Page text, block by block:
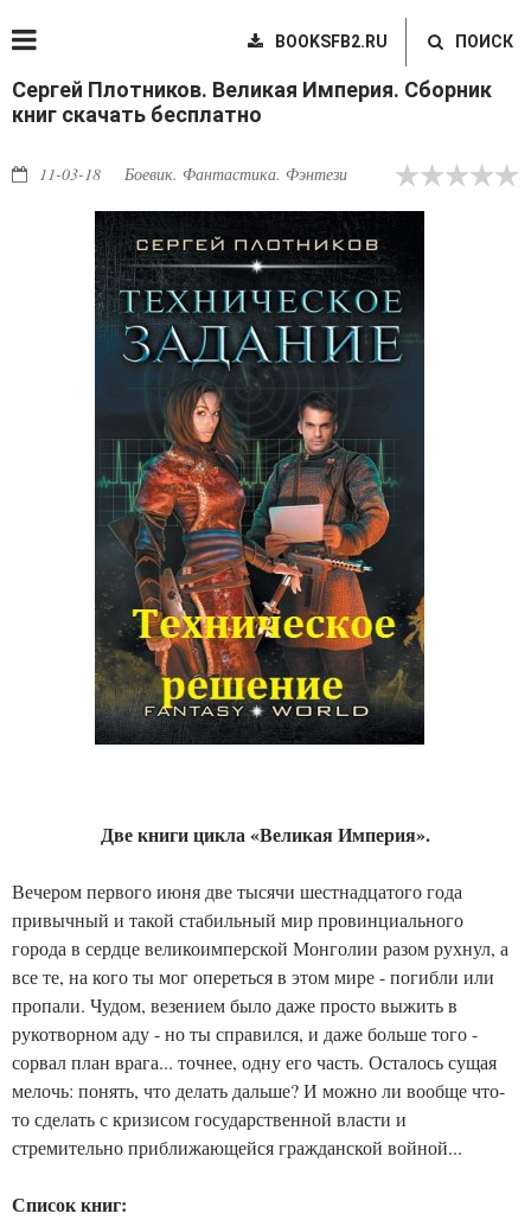
BOOKSFB2.RU ПОИСК
Сергей Плотников. Великая Империя. Сборник
книг скачать бесплатно
11-03-18 Боевик. Фантастика. Фэнтези
Две книги цикла «Великая Империя».
Вечером первого июня две тысячи шестнадцатого года
привычный и такой стабильный мир провинциального
города в сердце великоимперской Монголии разом рухнул, а
все те, на кого ты мог опереться в этом мире - погибли или
пропали. Чудом, везением было даже просто выжить в
рукотворном аду - но ты справился, и даже больше того -
сорвал план врага... точнее, одну его часть. Осталось сущая
мелочь: понять, что делать дальше? И можно ли вообще что-
то сделать с кризисом государственной власти и
стремительно приближающейся гражданской войной...
Список книг: